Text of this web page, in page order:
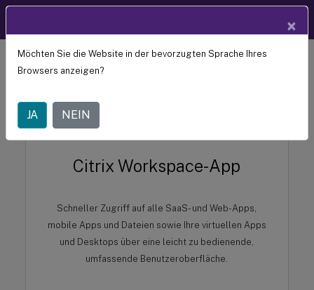
Citrix Workspace-App
Schneller Zugriff auf alle SaaS- und Web-Apps,
mobile Apps und Dateien sowie Ihre virtuellen Apps
und Desktops über eine leicht zu bedienende,
umfassende Benutzeroberfläche.
×
Möchten Sie die Website in der bevorzugten Sprache Ihres
Browsers anzeigen?
JA NEIN